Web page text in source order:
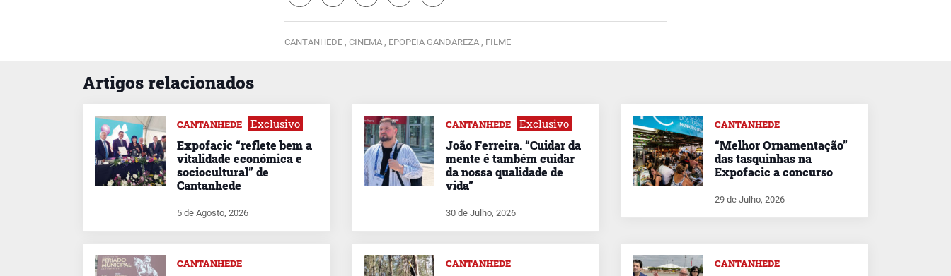
CANTANHEDE , CINEMA , EPOPEIA GANDAREZA , FILME
Artigos relacionados
CANTANHEDE Exclusivo
Expofacic “reflete bem a
vitalidade económica e
sociocultural” de
Cantanhede
5 de Agosto, 2026
CANTANHEDE Exclusivo
João Ferreira. “Cuidar da
mente é também cuidar
da nossa qualidade de
vida”
30 de Julho, 2026
CANTANHEDE
“Melhor Ornamentação”
das tasquinhas na
Expofacic a concurso
29 de Julho, 2026
CANTANHEDE CANTANHEDE CANTANHEDE